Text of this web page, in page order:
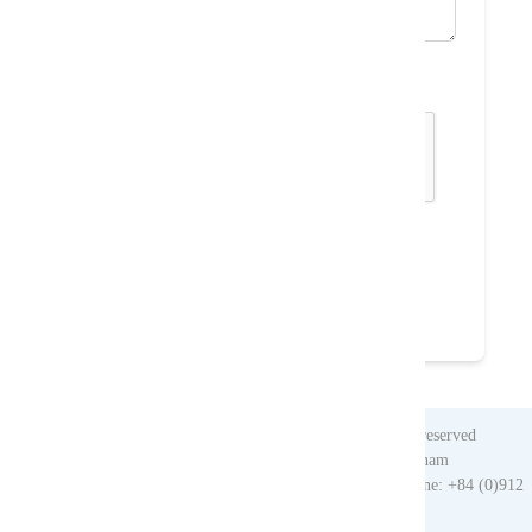
Copyright © 2010. Vietnam Nomad Trails. All rights reserved
Head Office: 013 Tue Tinh str, Sapa, Laocai, Vietnam
Tel: +84 (0)214 3872 192 | Fax: +84 (0)214 3873 898 | Hotline: +84 (0)912